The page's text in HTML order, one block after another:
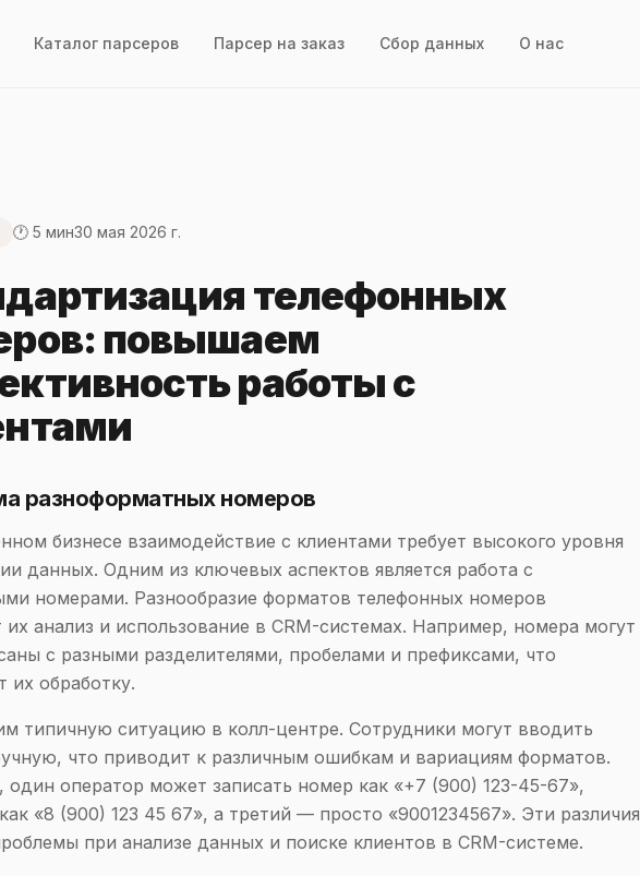
Каталог парсеров Парсер на заказ Сбор данных О нас
🕐 5 мин30 мая 2026 г.
телефонных
повышаем
работы с
разноформатных номеров
бизнесе взаимодействие с клиентами требует высокого уровня
данных. Одним из ключевых аспектов является работа с
номерами. Разнообразие форматов телефонных номеров
их анализ и использование в CRM-системах. Например, номера могут
с разными разделителями, пробелами и префиксами, что
их обработку.
типичную ситуацию в колл-центре. Сотрудники могут вводить
что приводит к различным ошибкам и вариациям форматов.
один оператор может записать номер как «+7 (900) 123-45-67»,
«8 (900) 123 45 67», а третий — просто «9001234567». Эти различия
при анализе данных и поиске клиентов в CRM-системе.